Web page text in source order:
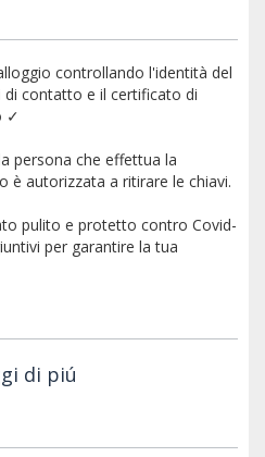
controllando l'identità del
contatto e il certificato di
✓
persona che effettua la
è autorizzata a ritirare le chiavi.
pulito e protetto contro Covid-
per garantire la tua
di piú